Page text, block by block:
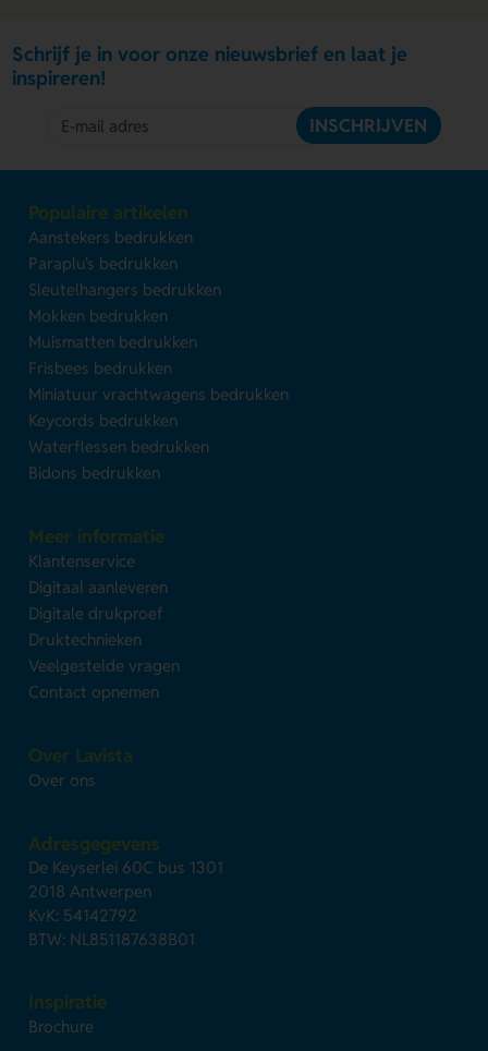
Schrijf je in voor onze nieuwsbrief en laat je
inspireren!
INSCHRIJVEN
Populaire artikelen
Aanstekers bedrukken
Paraplu's bedrukken
Sleutelhangers bedrukken
Mokken bedrukken
Muismatten bedrukken
Frisbees bedrukken
Miniatuur vrachtwagens bedrukken
Keycords bedrukken
Waterflessen bedrukken
Bidons bedrukken
Meer informatie
Klantenservice
Digitaal aanleveren
Digitale drukproef
Druktechnieken
Veelgestelde vragen
Contact opnemen
Over Lavista
Over ons
Adresgegevens
De Keyserlei 60C bus 1301
2018 Antwerpen
KvK: 54142792
BTW: NL851187638B01
Inspiratie
Brochure